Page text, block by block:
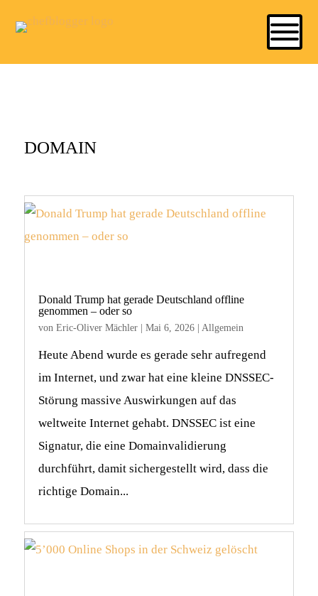
DOMAIN
Donald Trump hat gerade Deutschland offline
genommen – oder so
von Eric-Oliver Mächler| Mai 6, 2026| Allgemein
Heute Abend wurde es gerade sehr aufregend
im Internet, und zwar hat eine kleine DNSSEC-
Störung massive Auswirkungen auf das
weltweite Internet gehabt. DNSSEC ist eine
Signatur, die eine Domainvalidierung
durchführt, damit sichergestellt wird, dass die
richtige Domain...